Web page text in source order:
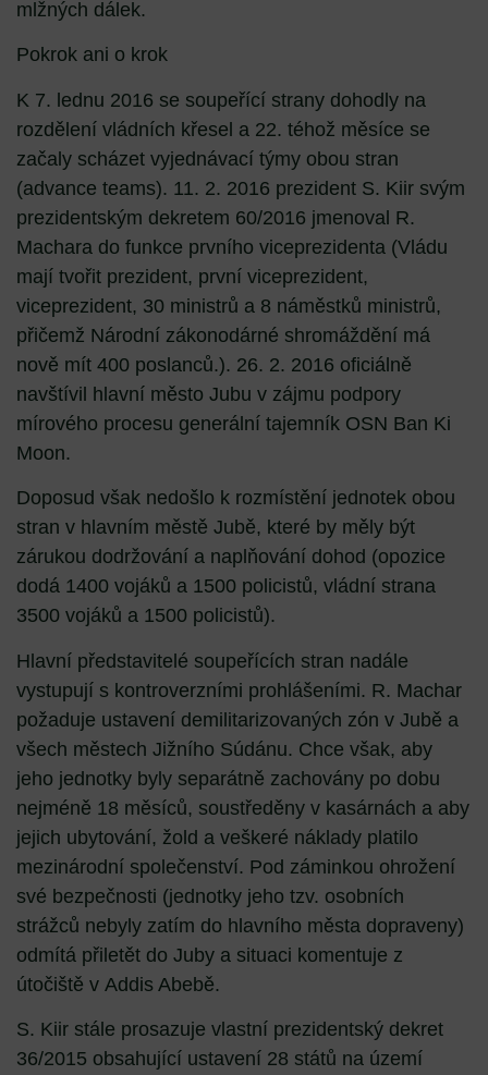
mlžných dálek.
Pokrok ani o krok
K 7. lednu 2016 se soupeřící strany dohodly na
rozdělení vládních křesel a 22. téhož měsíce se
začaly scházet vyjednávací týmy obou stran
(advance teams). 11. 2. 2016 prezident S. Kiir svým
prezidentským dekretem 60/2016 jmenoval R.
Machara do funkce prvního viceprezidenta (Vládu
mají tvořit prezident, první viceprezident,
viceprezident, 30 ministrů a 8 náměstků ministrů,
přičemž Národní zákonodárné shromáždění má
nově mít 400 poslanců.). 26. 2. 2016 oficiálně
navštívil hlavní město Jubu v zájmu podpory
mírového procesu generální tajemník OSN Ban Ki
Moon.
Doposud však nedošlo k rozmístění jednotek obou
stran v hlavním městě Jubě, které by měly být
zárukou dodržování a naplňování dohod (opozice
dodá 1400 vojáků a 1500 policistů, vládní strana
3500 vojáků a 1500 policistů).
Hlavní představitelé soupeřících stran nadále
vystupují s kontroverzními prohlášeními. R. Machar
požaduje ustavení demilitarizovaných zón v Jubě a
všech městech Jižního Súdánu. Chce však, aby
jeho jednotky byly separátně zachovány po dobu
nejméně 18 měsíců, soustředěny v kasárnách a aby
jejich ubytování, žold a veškeré náklady platilo
mezinárodní společenství. Pod záminkou ohrožení
své bezpečnosti (jednotky jeho tzv. osobních
strážců nebyly zatím do hlavního města dopraveny)
odmítá přiletět do Juby a situaci komentuje z
útočiště v Addis Abebě.
S. Kiir stále prosazuje vlastní prezidentský dekret
36/2015 obsahující ustavení 28 států na území